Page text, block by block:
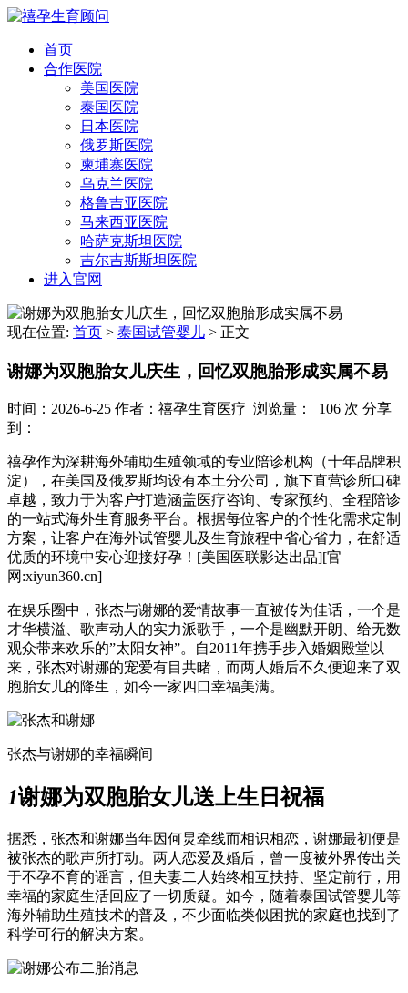
首页
合作医院
美国医院
泰国医院
日本医院
俄罗斯医院
柬埔寨医院
乌克兰医院
格鲁吉亚医院
马来西亚医院
哈萨克斯坦医院
吉尔吉斯斯坦医院
进入官网
现在位置: 首页 > 泰国试管婴儿 > 正文
谢娜为双胞胎女儿庆生，回忆双胞胎形成实属不易
时间：2026-6-25 作者：禧孕生育医疗 浏览量： 106 次 分享
到：
禧孕作为深耕海外辅助生殖领域的专业陪诊机构（十年品牌积
淀），在美国及俄罗斯均设有本土分公司，旗下直营诊所口碑
卓越，致力于为客户打造涵盖医疗咨询、专家预约、全程陪诊
的一站式海外生育服务平台。根据每位客户的个性化需求定制
方案，让客户在海外试管婴儿及生育旅程中省心省力，在舒适
优质的环境中安心迎接好孕！[美国医联影达出品][官
网:xiyun360.cn]
在娱乐圈中，张杰与谢娜的爱情故事一直被传为佳话，一个是
才华横溢、歌声动人的实力派歌手，一个是幽默开朗、给无数
观众带来欢乐的”太阳女神”。自2011年携手步入婚姻殿堂以
来，张杰对谢娜的宠爱有目共睹，而两人婚后不久便迎来了双
胞胎女儿的降生，如今一家四口幸福美满。
张杰与谢娜的幸福瞬间
1谢娜为双胞胎女儿送上生日祝福
据悉，张杰和谢娜当年因何炅牵线而相识相恋，谢娜最初便是
被张杰的歌声所打动。两人恋爱及婚后，曾一度被外界传出关
于不孕不育的谣言，但夫妻二人始终相互扶持、坚定前行，用
幸福的家庭生活回应了一切质疑。如今，随着泰国试管婴儿等
海外辅助生殖技术的普及，不少面临类似困扰的家庭也找到了
科学可行的解决方案。